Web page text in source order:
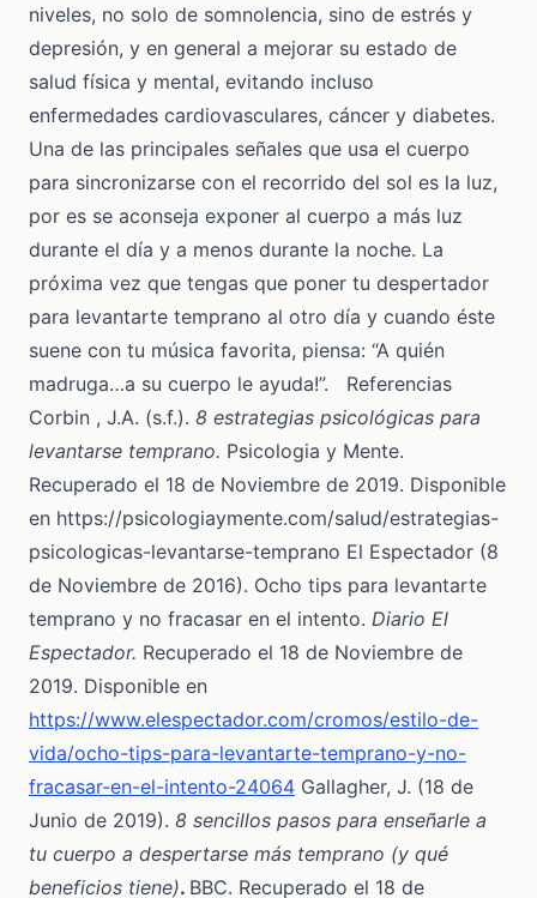
niveles, no solo de somnolencia, sino de estrés y
depresión, y en general a mejorar su estado de
salud física y mental, evitando incluso
enfermedades cardiovasculares, cáncer y diabetes.
Una de las principales señales que usa el cuerpo
para sincronizarse con el recorrido del sol es la luz,
por es se aconseja exponer al cuerpo a más luz
durante el día y a menos durante la noche. La
próxima vez que tengas que poner tu despertador
para levantarte temprano al otro día y cuando éste
suene con tu música favorita, piensa: “A quién
madruga…a su cuerpo le ayuda!”. Referencias
Corbin , J.A. (s.f.). 8 estrategias psicológicas para
levantarse temprano. Psicologia y Mente.
Recuperado el 18 de Noviembre de 2019. Disponible
en https://psicologiaymente.com/salud/estrategias-
psicologicas-levantarse-temprano El Espectador (8
de Noviembre de 2016). Ocho tips para levantarte
temprano y no fracasar en el intento. Diario El
Espectador. Recuperado el 18 de Noviembre de
2019. Disponible en
https://www.elespectador.com/cromos/estilo-de-
vida/ocho-tips-para-levantarte-temprano-y-no-
fracasar-en-el-intento-24064 Gallagher, J. (18 de
Junio de 2019). 8 sencillos pasos para enseñarle a
tu cuerpo a despertarse más temprano (y qué
beneficios tiene). BBC. Recuperado el 18 de